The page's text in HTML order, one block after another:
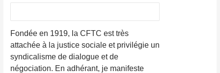
Fondée en 1919, la CFTC est très
attachée à la justice sociale et privilégie un
syndicalisme de dialogue et de
négociation. En adhérant, je manifeste